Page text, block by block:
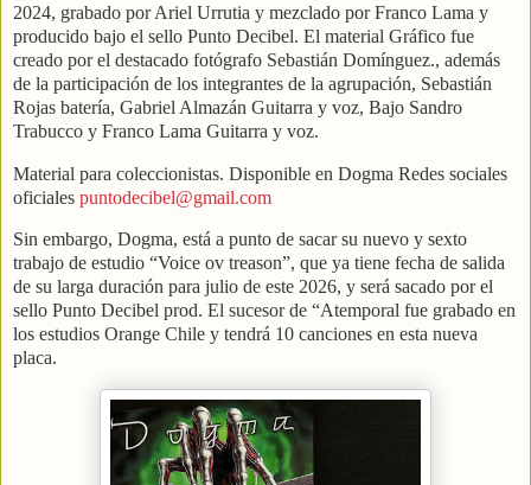
2024, grabado por Ariel Urrutia y mezclado por Franco Lama y
producido bajo el sello Punto Decibel. El material Gráfico fue
creado por el destacado fotógrafo Sebastián Domínguez., además
de la participación de los integrantes de la agrupación, Sebastián
Rojas batería, Gabriel Almazán Guitarra y voz, Bajo Sandro
Trabucco y Franco Lama Guitarra y voz.
Material para coleccionistas. Disponible en Dogma Redes sociales
oficiales puntodecibel@gmail.com
Sin embargo, Dogma, está a punto de sacar su nuevo y sexto
trabajo de estudio “Voice ov treason”, que ya tiene fecha de salida
de su larga duración para julio de este 2026, y será sacado por el
sello Punto Decibel prod. El sucesor de “Atemporal fue grabado en
los estudios Orange Chile y tendrá 10 canciones en esta nueva
placa.